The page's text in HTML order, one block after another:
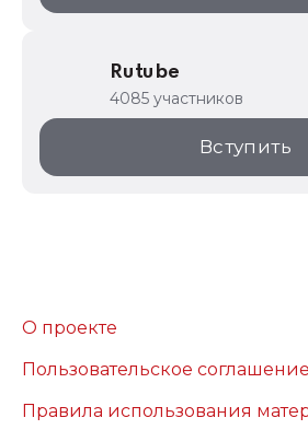
Rutube
4085 участников
Вступить
О проекте
Пользовательское соглашение
Правила использования